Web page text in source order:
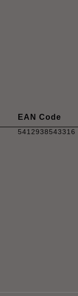
EAN Code
5412938543316